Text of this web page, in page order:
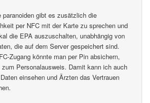
paranoiden gibt es zusätzlich die
per NFC mit der Karte zu sprechen und
die EPA auszuschalten, unabhängig von
die auf dem Server gespeichert sind.
Zugang könnte man per Pin absichern,
zum Personalausweis. Damit kann ich auch
einsehen und Ärzten das Vertrauen